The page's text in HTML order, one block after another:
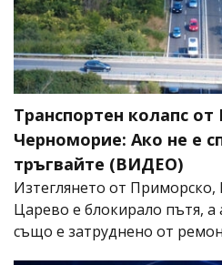
Транспортен колапс
Черноморие: Ако не е
тръгвайте (ВИДЕО)
Изтеглянето от
Царево е блокирало пътя, а
също е затруднено от